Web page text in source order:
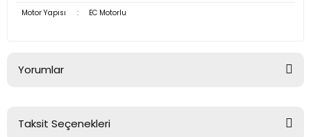
Motor Yapısı : EC Motorlu
Yorumlar
Taksit Seçenekleri